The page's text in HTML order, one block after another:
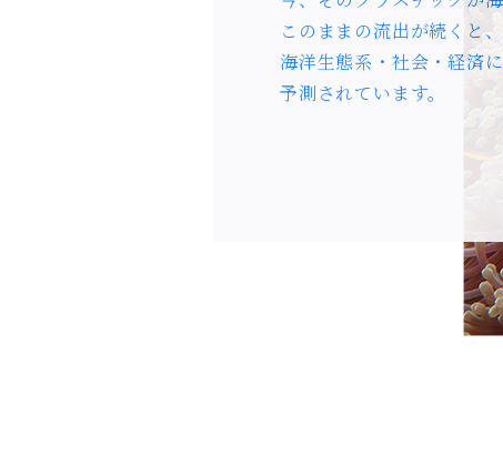
このままの流出が続くと、
海洋生態系・社会・経済
予測されています。